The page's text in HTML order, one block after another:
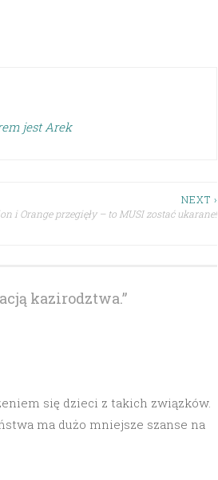
jest Arek
NEXT ›
i Orange przegięły – to MUSI zostać ukarane!
kazirodztwa.”
się dzieci z takich związków.
ma dużo mniejsze szanse na